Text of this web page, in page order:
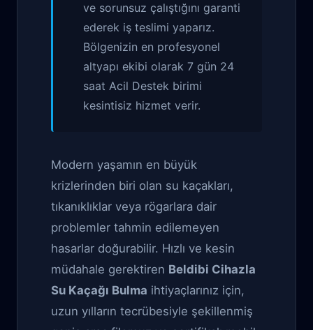
ve sorunsuz çalıştığını garanti
ederek iş teslimi yaparız.
Bölgenizin en profesyonel
altyapı ekibi olarak 7 gün 24
saat Acil Destek birimi
kesintisiz hizmet verir.
Modern yaşamın en büyük
krizlerinden biri olan su kaçakları,
tıkanıklıklar veya rögarlara dair
problemler tahmin edilemeyen
hasarlar doğurabilir. Hızlı ve kesin
müdahale gerektiren Beldibi Cihazla
Su Kaçağı Bulma ihtiyaçlarınız için,
uzun yılların tecrübesiyle şekillenmiş